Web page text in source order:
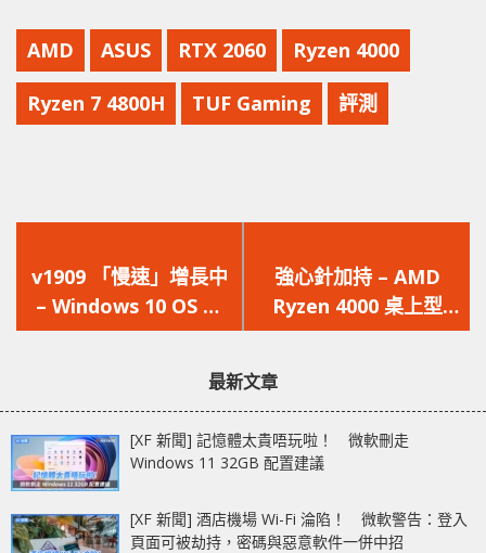
AMD ASUS RTX 2060 Ryzen 4000
Ryzen 7 4800H TUF Gaming 評測
一
篇
文
v1909 「慢速」增長中
– Windows 10 OS 各
版本使用比例最新報告
一
篇
文
強心針加持 – AMD
Ryzen 4000 桌上型
CPU 將上至 TSMC
最新文章
[XF 新聞] 記憶體太貴唔玩啦！ 微軟刪走
Windows 11 32GB 配置建議
[XF 新聞] 酒店機場 Wi-Fi 淪陷！ 微軟警告：登入
頁面可被劫持，密碼與惡意軟件一併中招